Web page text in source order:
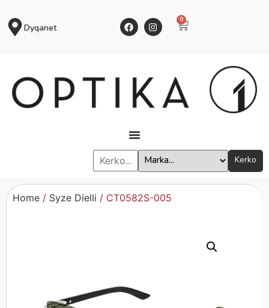
Dyqanet
0
Kerko
Home / Syze Dielli / CT0582S-005